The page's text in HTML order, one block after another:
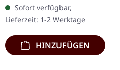
Jewelcase mit 16-seitigem
Booklet.…
Sofort verfügbar,
Lieferzeit: 1-2 Werktage
HINZUFÜGEN